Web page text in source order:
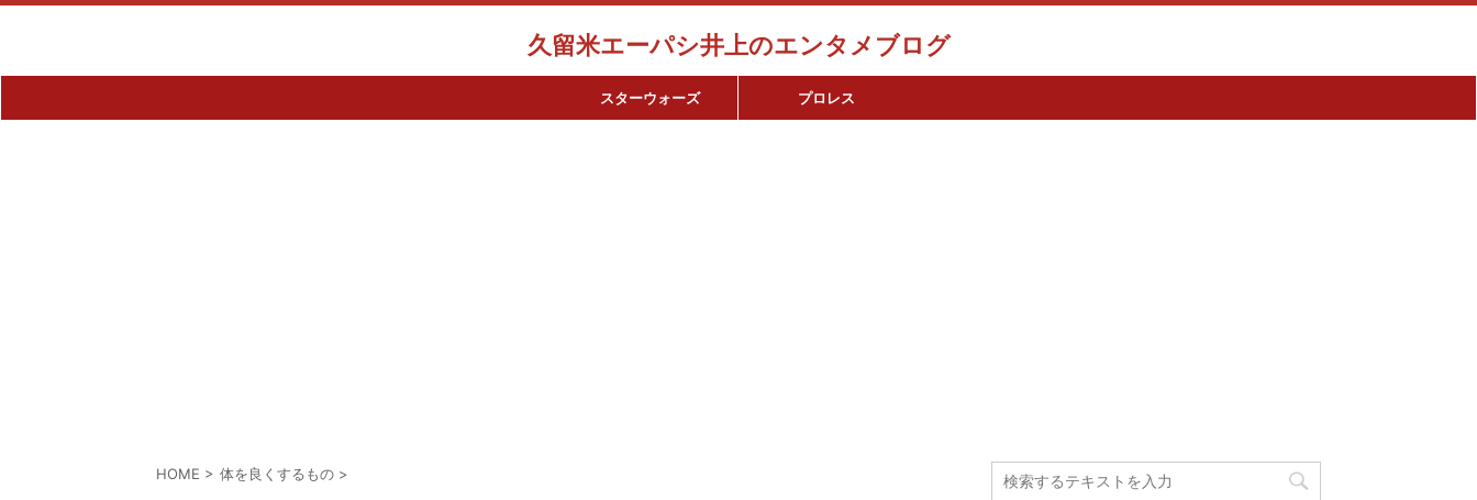
久留米エーパシ井上のエンタメブログ
スターウォーズ プロレス
HOME > 体を良くするもの >